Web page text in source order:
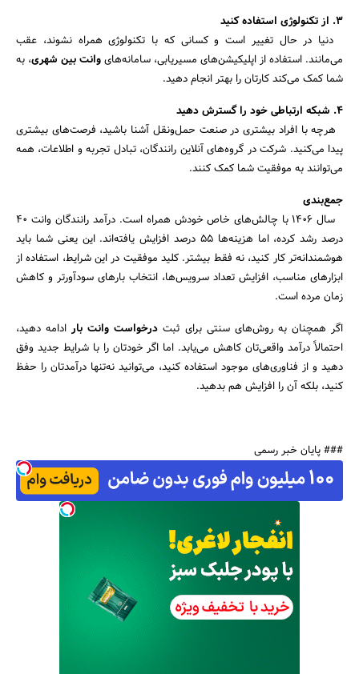
۳. از تکنولوژی استفاده کنید
دنیا در حال تغییر است و کسانی که با تکنولوژی همراه نشوند، عقب
می‌مانند. استفاده از اپلیکیشن‌های مسیریابی، سامانه‌هایوانت بین شهری، به
شما کمک می‌کند کارتان را بهتر انجام دهید.
۴. شبکه ارتباطی خود را گسترش دهید
هرچه با افراد بیشتری در صنعت حمل‌ونقل آشنا باشید، فرصت‌های بیشتری
پیدا می‌کنید. شرکت در گروه‌های آنلاین رانندگان، تبادل تجربه و اطلاعات، همه
می‌توانند به موفقیت شما کمک کنند.
جمع‌بندی
سال ۱۴۰۶ با چالش‌های خاص خودش همراه است. درآمد رانندگان وانت ۴۰
درصد رشد کرده، اما هزینه‌ها ۵۵ درصد افزایش یافته‌اند. این یعنی شما باید
هوشمندانه‌تر کار کنید، نه فقط بیشتر. کلید موفقیت در این شرایط، استفاده از
ابزارهای مناسب، افزایش تعداد سرویس‌ها، انتخاب بارهای سودآورتر و کاهش
زمان مرده است.
اگر همچنان به روش‌های سنتی برای ثبت درخواست وانت بارادامه دهید،
احتمالاً درآمد واقعی‌تان کاهش می‌یابد. اما اگر خودتان را با شرایط جدید وفق
دهید و از فناوری‌های موجود استفاده کنید، می‌توانید نه‌تنها درآمدتان را حفظ
کنید، بلکه آن را افزایش هم بدهید.
### پایان خبر رسمی